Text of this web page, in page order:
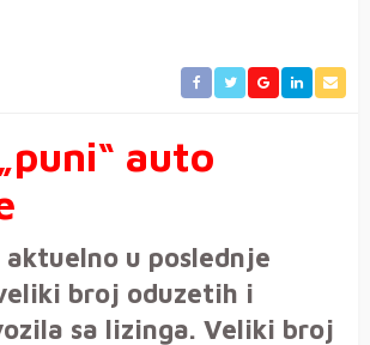
auto
u poslednje
broj oduzetih i
sa lizinga. Veliki broj